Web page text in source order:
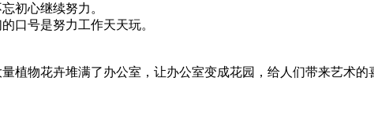
初心继续努力。
口号是努力工作天天玩。
植物花卉堆满了办公室，让办公室变成花园，给人们带来艺术的